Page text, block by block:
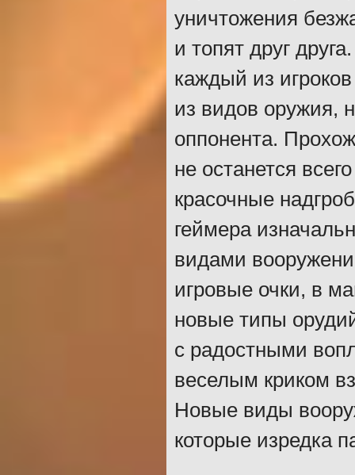
уничтожения
и топят друг
каждый из
из видов оружия,
оппонента.
не останется
красочные
геймера
видами
игровые очки, в
новые типы
с радостными
веселым криком
Новые виды
которые изредка